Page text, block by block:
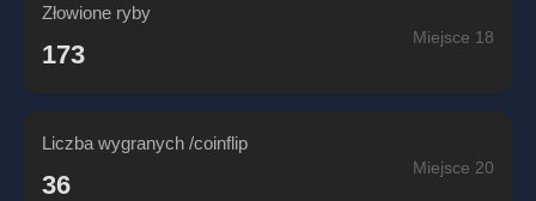
Złowione ryby
173
Miejsce 18
Liczba wygranych /coinflip
36
Miejsce 20